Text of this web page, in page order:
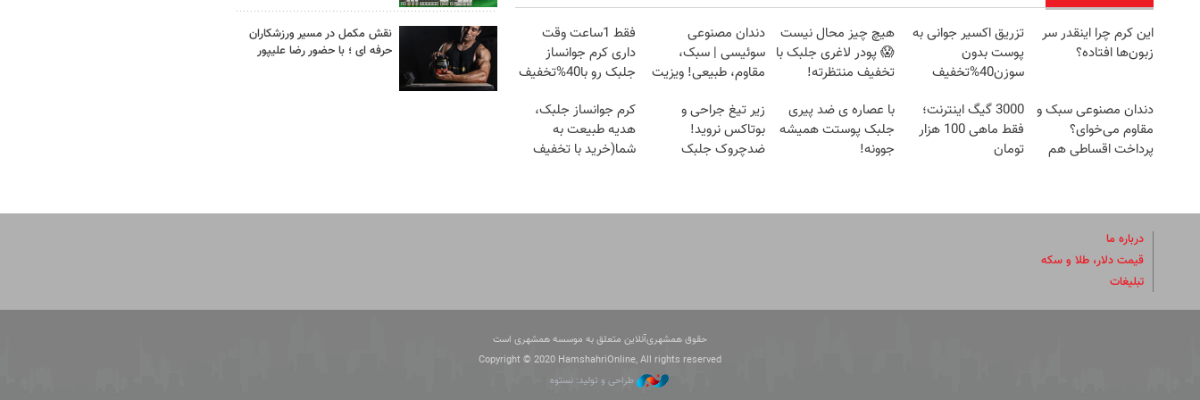
این کرم چرا اینقدر سر
زبون‌ها افتاده؟
تزریق اکسیر جوانی به
پوست بدون
سوزن40%تخفیف
هیچ چیز محال نیست
😱 پودر لاغری جلبک با
تخفیف منتظرته!
دندان مصنوعی
سوئیسی | سبک،
مقاوم، طبیعی! ویزیت
اقساطی😍
فقط 1ساعت وقت
داری کرم جوانساز
جلبک رو با40%تخفیف
دندان مصنوعی سبک و
مقاوم می‌خوای؟
پرداخت اقساطی هم
3000 گیگ اینترنت؛
فقط ماهی 100 هزار
تومان
با عصاره ی ضد پیری
جلبک پوستت همیشه
جوونه!
زیر تیغ جراحی و
بوتاکس نروید!
ضدچروک جلبک
کرم جوانساز جلبک،
هدیه طبیعت به
شما(خرید با تخفیف
نقش مکمل در مسیر ورزشکاران
حرفه ای ؛ با حضور رضا علیپور
درباره ما
قیمت دلار، طلا و سکه
تبلیغات
حقوق همشهری‌آنلاین متعلق به موسسه همشهری است
Copyright © 2020 HamshahriOnline, All rights reserved
طراحی و تولید: نستوه